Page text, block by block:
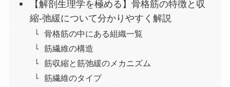
【解剖生理学を極める】骨格筋の特徴と収
縮-弛緩について分かりやすく解説
骨格筋の中にある組織一覧
筋繊維の構造
筋収縮と筋弛緩のメカニズム
筋繊維のタイプ